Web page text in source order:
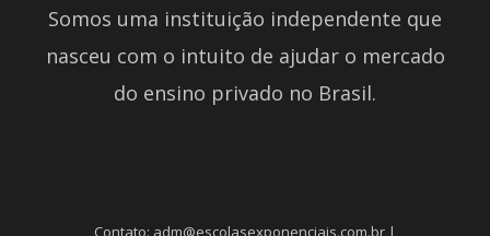
Somos uma instituição independente que
nasceu com o intuito de ajudar o mercado
do ensino privado no Brasil.
Contato: adm@escolasexponenciais.com.br |